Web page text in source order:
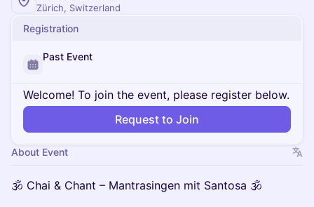
Zürich, Switzerland
Registration
Past Event
Welcome! To join the event, please register below.
Request to Join
About Event
🕉️ Chai & Chant – Mantrasingen mit Santosa 🕉️